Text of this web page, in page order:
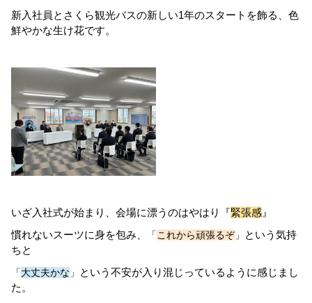
新入社員とさくら観光バスの新しい1年のスタートを飾る、色
鮮やかな生け花です。
いざ入社式が始まり、会場に漂うのはやはり『緊張感』
慣れないスーツに身を包み、
「これから頑張るぞ」
という気持
ちと
「大丈夫かな 」
という不安が入り混じっているように感じまし
た。